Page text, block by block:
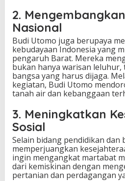
2.
Nasional
Budi Utomo juga berupaya
kebudayaan Indonesia yang
pengaruh Barat. Mereka
bukan hanya warisan
bangsa yang harus dijaga.
kegiatan, Budi Utomo
tanah air dan kebanggaan
3. Meningkatkan
Sosial
Selain bidang pendidikan dan
memperjuangkan
ingin mengangkat martabat
dari kemiskinan dengan
pertanian dan perdagangan